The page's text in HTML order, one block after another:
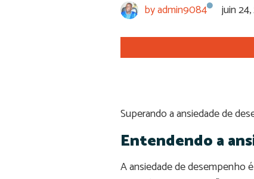
byadmin9084 juin
Superando a ansiedade de
Entendendo a
A ansiedade de desempenho